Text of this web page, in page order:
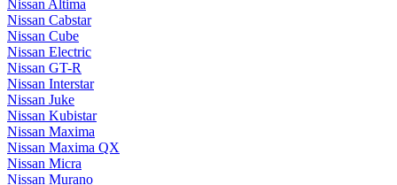
Nissan Altima
Nissan Cabstar
Nissan Cube
Nissan Electric
Nissan GT-R
Nissan Interstar
Nissan Juke
Nissan Kubistar
Nissan Maxima
Nissan Maxima QX
Nissan Micra
Nissan Murano